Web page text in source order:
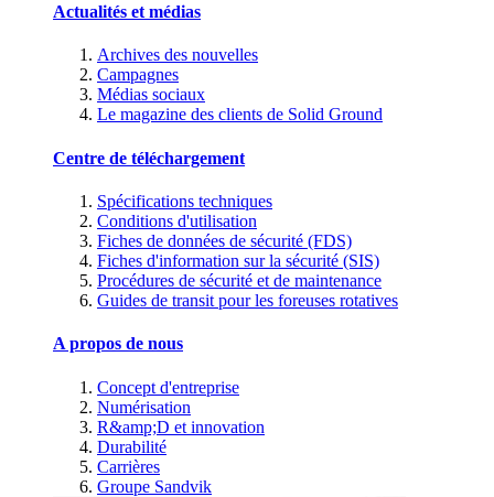
Actualités et médias
Archives des nouvelles
Campagnes
Médias sociaux
Le magazine des clients de Solid Ground
Centre de téléchargement
Spécifications techniques
Conditions d'utilisation
Fiches de données de sécurité (FDS)
Fiches d'information sur la sécurité (SIS)
Procédures de sécurité et de maintenance
Guides de transit pour les foreuses rotatives
A propos de nous
Concept d'entreprise
Numérisation
R&amp;D et innovation
Durabilité
Carrières
Groupe Sandvik